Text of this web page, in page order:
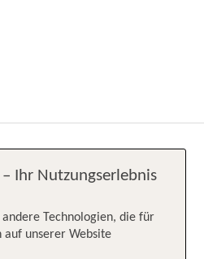
Beach
Ihr Nutzungserlebnis
Technologien, die für
auf unserer Website